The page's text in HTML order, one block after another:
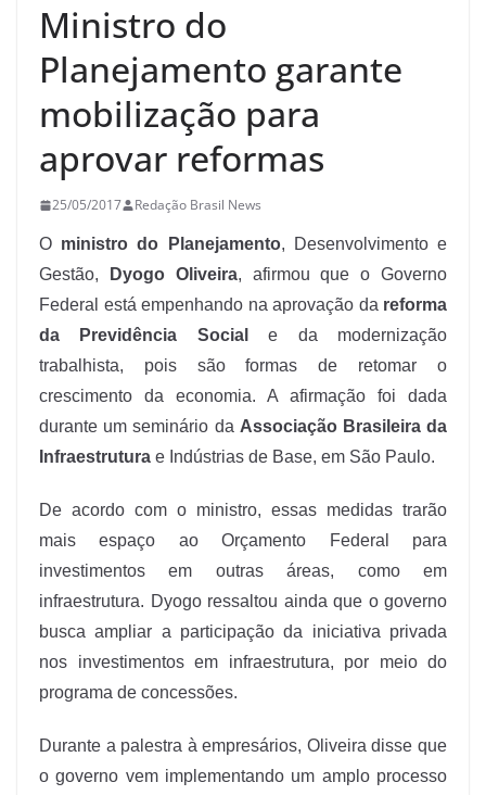
Ministro do
Planejamento garante
mobilização para
aprovar reformas
25/05/2017 Redação Brasil News
O ministro do Planejamento, Desenvolvimento e
Gestão,
Dyogo Oliveira, afirmou que o Governo
Federal está empenhando na aprovação da reforma
da Previdência Social
e da modernização
trabalhista, pois são formas de retomar o
crescimento da economia. A afirmação foi dada
durante um seminário da Associação Brasileira da
Infraestrutura e Indústrias de Base, em São Paulo.
De acordo com o ministro, essas medidas trarão
mais espaço ao Orçamento Federal para
investimentos em outras áreas, como em
infraestrutura. Dyogo ressaltou ainda que o governo
busca ampliar a participação da iniciativa privada
nos investimentos em infraestrutura, por meio do
programa de concessões.
Durante a palestra à empresários, Oliveira disse que
o governo vem implementando um amplo processo